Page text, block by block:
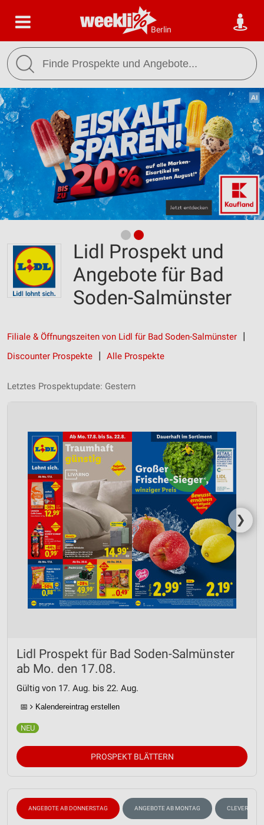
Berlin
Lidl Prospekt und
Angebote für Bad
Soden-Salmünster
Filiale & Öffnungszeiten von Lidl für Bad Soden-Salmünster
Discounter Prospekte
Alle Prospekte
Letztes Prospektupdate: Gestern
❯
Lidl Prospekt für Bad Soden-Salmünster
ab Mo. den 17.08.
Gültig von 17. Aug. bis 22. Aug.
📅 Kalendereintrag erstellen
PROSPEKT BLÄTTERN
ANGEBOTE AB DONNERSTAG ANGEBOTE AB MONTAG CLEVER